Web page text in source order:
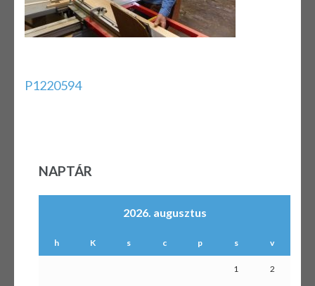
Bejegyzés
P1220594
NAPTÁR
2026. augusztus
h K s c p s v
1 2